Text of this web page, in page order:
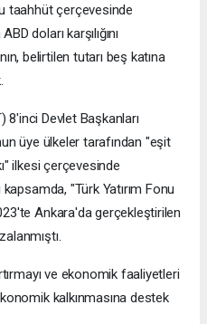
taahhüt çerçevesinde
doları karşılığını
belirtilen tutarı beş katına
8'inci Devlet Başkanları
üye ülkeler tarafından "eşit
ilkesi çerçevesinde
"Türk Yatırım Fonu
Ankara'da gerçekleştirilen
ve ekonomik faaliyetleri
kalkınmasına destek